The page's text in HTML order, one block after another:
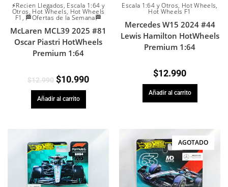
⚡Recien Llegados, Escala 1:64 y
Otros, Hot Wheels, Hot Wheels
F1 , 🏁Ofertas de la Semana🏁
McLaren MCL39 2025 #81
Oscar Piastri HotWheels
Premium 1:64
$12.990 $10.990
Añadir al carrito
Escala 1:64 y Otros, Hot Wheels,
Hot Wheels F1
Mercedes W15 2024 #44
Lewis Hamilton HotWheels
Premium 1:64
$12.990
Añadir al carrito
AGOTADO